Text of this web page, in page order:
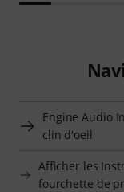
Engine Audio
clin d'oeil
Afficher les
fourchette de